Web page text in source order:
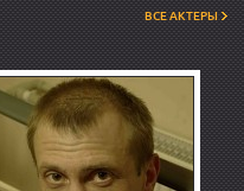
ВСЕ АКТЕРЫ